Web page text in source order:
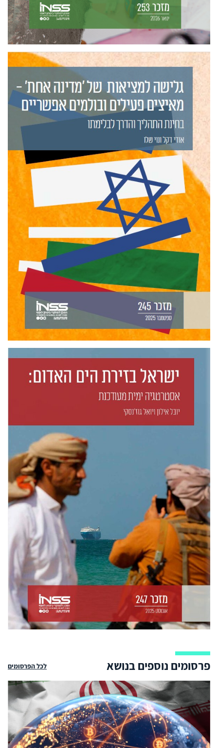
פרסומים נוספים בנושא לכל הפרסומים